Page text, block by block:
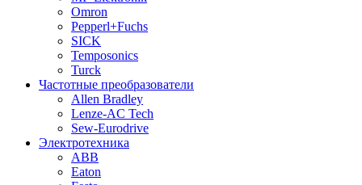
Omron
Pepperl+Fuchs
SICK
Temposonics
Turck
Частотные преобразователи
Allen Bradley
Lenze-AC Tech
Sew-Eurodrive
Электротехника
ABB
Eaton